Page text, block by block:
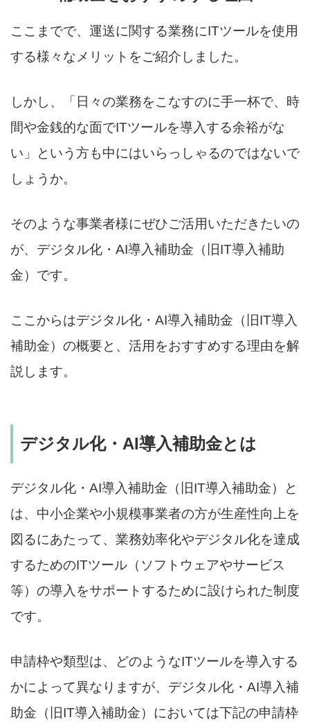
ここまでで、運送に関する業務にITツールを使用
する様々なメリットをご紹介しました。
しかし、「日々の業務をこなすのに手一杯で、時
間や金銭的な面でITツールを導入する余裕がな
い」という方も中にはいらっしゃるのではないで
しょうか。
そのような事業者様にぜひご活用いただきたいの
が、デジタル化・AI導入補助金（旧IT導入補助
金）です。
ここからはデジタル化・AI導入補助金（旧IT導入
補助金）の概要と、活用をおすすめする理由を解
説します。
デジタル化・AI導入補助金とは
デジタル化・AI導入補助金（旧IT導入補助金）と
は、中小企業や小規模事業者の方が生産性向上を
図るにあたって、業務効率化やデジタル化を達成
するためのITツール（ソフトウェアやサービス
等）の導入をサポートするために設けられた制度
です。
申請枠や類型は、どのようなITツールを導入する
かによって異なりますが、デジタル化・AI導入補
助金（旧IT導入補助金）においては下記の申請枠